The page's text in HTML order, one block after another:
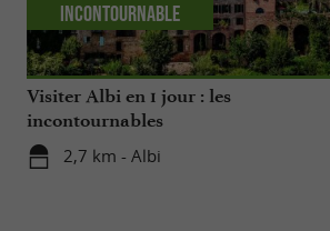
Visiter Albi en 1 jour : les
incontournables
2,7 km - Albi
Incontournable